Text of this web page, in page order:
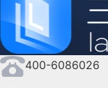
2024年9月(144)
2024年8月(164)
2024年7月(107)
400-6086026